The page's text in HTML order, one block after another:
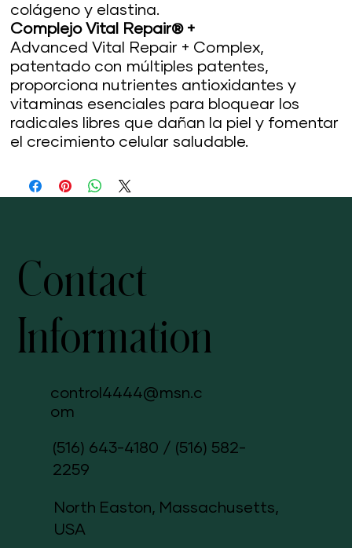
colágeno y elastina.
Complejo Vital Repair® +
Advanced Vital Repair + Complex,
patentado con múltiples patentes,
proporciona nutrientes antioxidantes y
vitaminas esenciales para bloquear los
radicales libres que dañan la piel y fomentar
el crecimiento celular saludable.
Contact
Information
control4444@msn.c
om
(516) 643-4180 / (516) 582-
2259
North Easton, Massachusetts,
USA